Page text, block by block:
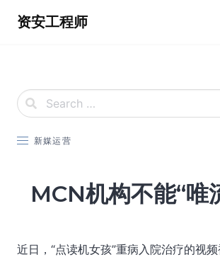
资安工程师
新媒运营
MCN机构不能“唯
近日，“点读机女孩”重病入院治疗的视